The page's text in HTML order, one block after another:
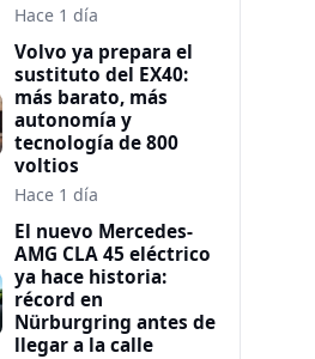
Hace 1 día
Volvo ya prepara el
sustituto del EX40:
más barato, más
autonomía y
tecnología de 800
voltios
Hace 1 día
El nuevo Mercedes-
AMG CLA 45 eléctrico
ya hace historia:
récord en
Nürburgring antes de
llegar a la calle